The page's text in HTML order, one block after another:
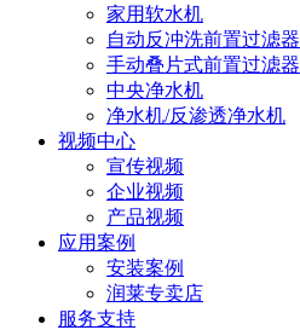
家用软水机
自动反冲洗前置过滤器
手动叠片式前置过滤器
中央净水机
净水机/反渗透净水机
视频中心
宣传视频
企业视频
产品视频
应用案例
安装案例
润莱专卖店
服务支持